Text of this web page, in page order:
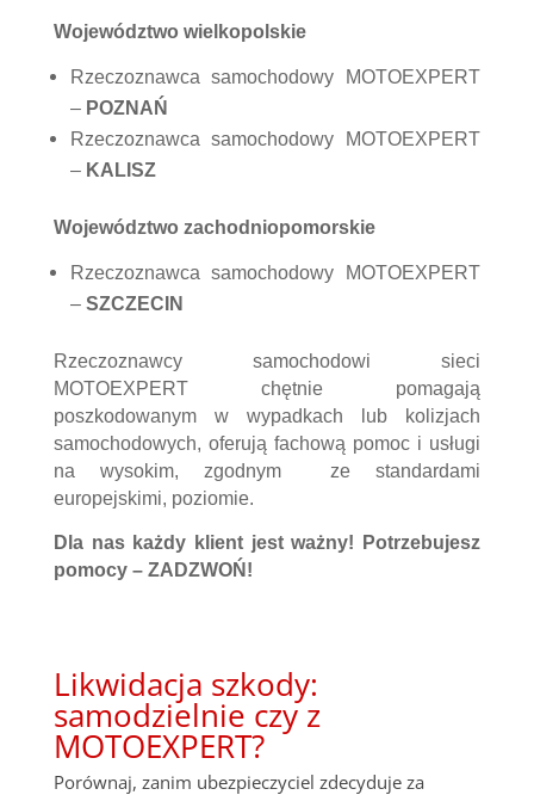
Województwo wielkopolskie
Rzeczoznawca samochodowy MOTOEXPERT
–POZNAŃ
Rzeczoznawca samochodowy MOTOEXPERT
–KALISZ
Województwo zachodniopomorskie
Rzeczoznawca samochodowy MOTOEXPERT
–SZCZECIN
Rzeczoznawcy samochodowi sieci
MOTOEXPERT chętnie pomagają
poszkodowanym w wypadkach lub kolizjach
samochodowych, oferują fachową pomoc i usługi
na wysokim, zgodnym ze standardami
europejskimi, poziomie.
Dla nas każdy klient jest ważny! Potrzebujesz
pomocy – ZADZWOŃ!
Likwidacja szkody:
samodzielnie czy z
MOTOEXPERT?
Porównaj, zanim ubezpieczyciel zdecyduje za